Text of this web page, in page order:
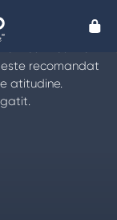
ironie
ce in ce mai
recomandat
atitudine.